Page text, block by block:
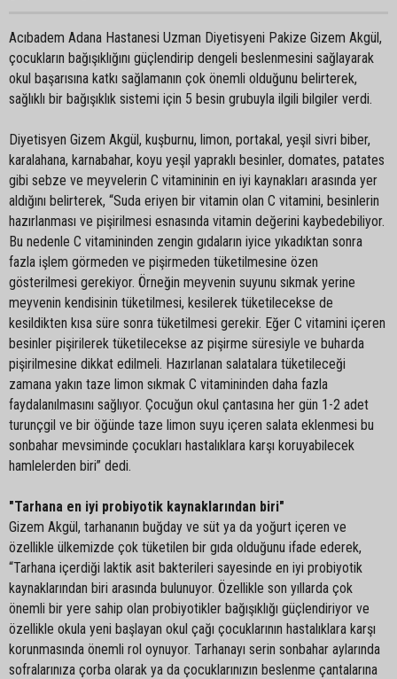
Acıbadem Adana Hastanesi Uzman Diyetisyeni Pakize Gizem Akgül,
çocukların bağışıklığını güçlendirip dengeli beslenmesini sağlayarak
okul başarısına katkı sağlamanın çok önemli olduğunu belirterek,
sağlıklı bir bağışıklık sistemi için 5 besin grubuyla ilgili bilgiler verdi.
Diyetisyen Gizem Akgül, kuşburnu, limon, portakal, yeşil sivri biber,
karalahana, karnabahar, koyu yeşil yapraklı besinler, domates, patates
gibi sebze ve meyvelerin C vitamininin en iyi kaynakları arasında yer
aldığını belirterek, “Suda eriyen bir vitamin olan C vitamini, besinlerin
hazırlanması ve pişirilmesi esnasında vitamin değerini kaybedebiliyor.
Bu nedenle C vitamininden zengin gıdaların iyice yıkadıktan sonra
fazla işlem görmeden ve pişirmeden tüketilmesine özen
gösterilmesi gerekiyor. Örneğin meyvenin suyunu sıkmak yerine
meyvenin kendisinin tüketilmesi, kesilerek tüketilecekse de
kesildikten kısa süre sonra tüketilmesi gerekir. Eğer C vitamini içeren
besinler pişirilerek tüketilecekse az pişirme süresiyle ve buharda
pişirilmesine dikkat edilmeli. Hazırlanan salatalara tüketileceği
zamana yakın taze limon sıkmak C vitamininden daha fazla
faydalanılmasını sağlıyor. Çocuğun okul çantasına her gün 1-2 adet
turunçgil ve bir öğünde taze limon suyu içeren salata eklenmesi bu
sonbahar mevsiminde çocukları hastalıklara karşı koruyabilecek
hamlelerden biri” dedi.
"Tarhana en iyi probiyotik kaynaklarından biri"
Gizem Akgül, tarhananın buğday ve süt ya da yoğurt içeren ve
özellikle ülkemizde çok tüketilen bir gıda olduğunu ifade ederek,
“Tarhana içerdiği laktik asit bakterileri sayesinde en iyi probiyotik
kaynaklarından biri arasında bulunuyor. Özellikle son yıllarda çok
önemli bir yere sahip olan probiyotikler bağışıklığı güçlendiriyor ve
özellikle okula yeni başlayan okul çağı çocuklarının hastalıklara karşı
korunmasında önemli rol oynuyor. Tarhanayı serin sonbahar aylarında
sofralarınıza çorba olarak ya da çocuklarınızın beslenme çantalarına